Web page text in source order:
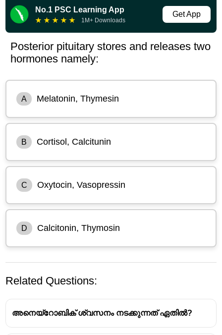
No.1 PSC Learning App
★ ★ ★ ★ ★ 1M+ Downloads
Get App
Posterior pituitary stores and releases two
hormones namely:
A Melatonin, Thymesin
B Cortisol, Calcitunin
C Oxytocin, Vasopressin
D Calcitonin, Thymosin
Related Questions:
അനെയ്റോബിക് ശ്വസനം നടക്കുന്നത് ഏതിൽ?